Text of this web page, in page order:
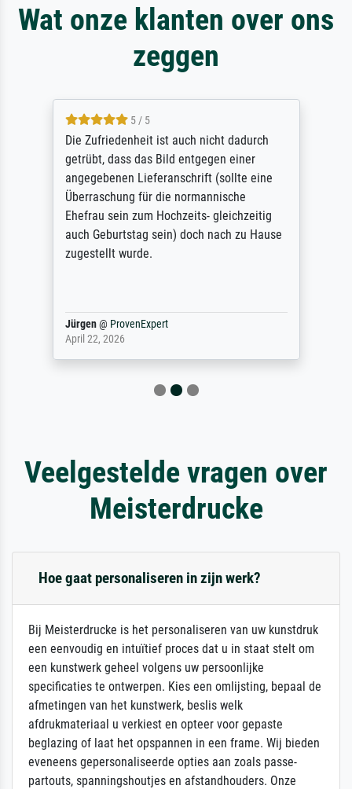
Wat onze klanten over ons
zeggen
5 / 5
Die Zufriedenheit ist auch nicht dadurch
getrübt, dass das Bild entgegen einer
angegebenen Lieferanschrift (sollte eine
Überraschung für die normannische
Ehefrau sein zum Hochzeits- gleichzeitig
auch Geburtstag sein) doch nach zu Hause
zugestellt wurde.
Jürgen@ ProvenExpert
April 22, 2026
Veelgestelde vragen over
Meisterdrucke
Hoe gaat personaliseren in zijn werk?
Bij Meisterdrucke is het personaliseren van uw kunstdruk
een eenvoudig en intuïtief proces dat u in staat stelt om
een kunstwerk geheel volgens uw persoonlijke
specificaties te ontwerpen. Kies een omlijsting, bepaal de
afmetingen van het kunstwerk, beslis welk
afdrukmateriaal u verkiest en opteer voor gepaste
beglazing of laat het opspannen in een frame. Wij bieden
eveneens gepersonaliseerde opties aan zoals passe-
partouts, spanningshoutjes en afstandhouders. Onze